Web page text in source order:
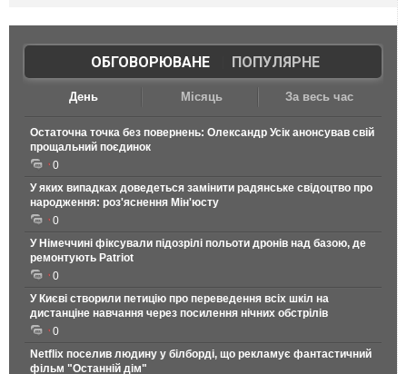
ОБГОВОРЮВАНЕ| ПОПУЛЯРНЕ
День Місяць За весь час
Остаточна точка без повернень: Олександр Усік анонсував свій
прощальний поєдинок
0
У яких випадках доведеться замінити радянське свідоцтво про
народження: роз'яснення Мін'юсту
0
У Німеччині фіксували підозрілі польоти дронів над базою, де
ремонтують Patriot
0
У Києві створили петицію про переведення всіх шкіл на
дистанціне навчання через посилення нічних обстрілів
0
Netflix поселив людину у білборді, що рекламує фантастичний
фільм "Останній дім"